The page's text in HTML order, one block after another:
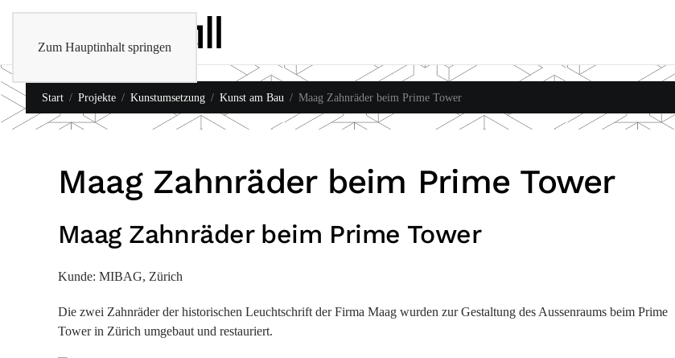
Zum Hauptinhalt springen
Start Projekte Kunstumsetzung Kunst am Bau Maag Zahnräder beim Prime Tower
Maag Zahnräder beim Prime Tower
Maag Zahnräder beim Prime Tower
Kunde: MIBAG, Zürich
Die zwei Zahnräder der historischen Leuchtschrift der Firma Maag wurden zur Gestaltung des Aussenraums beim Prime
Tower in Zürich umgebaut und restauriert.